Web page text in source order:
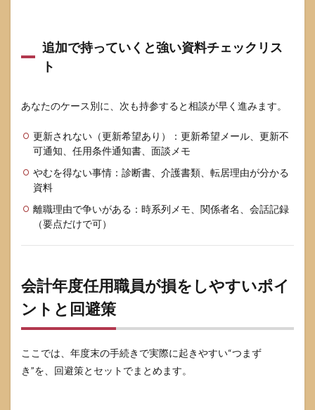
追加で持っていくと強い資料チェックリス
ト
あなたのケース別に、次も持参すると相談が早く進みます。
更新されない（更新希望あり）：更新希望メール、更新不
可通知、任用条件通知書、面談メモ
やむを得ない事情：診断書、介護書類、転居理由が分かる
資料
離職理由で争いがある：時系列メモ、関係者名、会話記録
（要点だけで可）
会計年度任用職員が損をしやすいポイ
ントと回避策
ここでは、年度末の手続きで実際に起きやすい“つまず
き”を、回避策とセットでまとめます。